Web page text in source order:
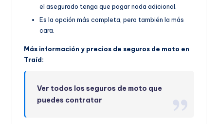
el asegurado tenga que pagar nada adicional.
Es la opción más completa, pero también la más
cara.
Más información y precios de seguros de moto en
Traíd:
Ver todos los seguros de moto que
puedes contratar